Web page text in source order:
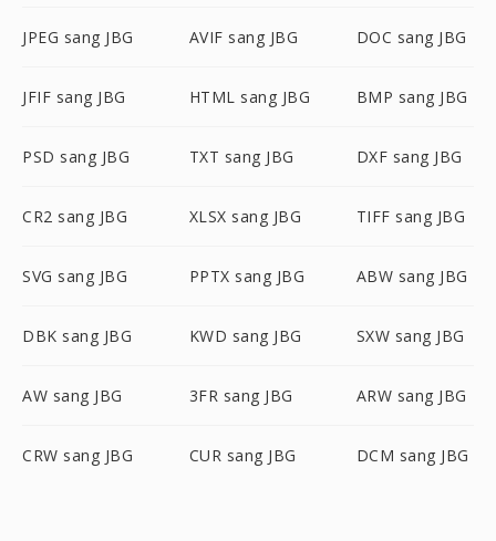
JPEG sang JBG AVIF sang JBG DOC sang JBG
JFIF sang JBG HTML sang JBG BMP sang JBG
PSD sang JBG TXT sang JBG DXF sang JBG
CR2 sang JBG XLSX sang JBG TIFF sang JBG
SVG sang JBG PPTX sang JBG ABW sang JBG
DBK sang JBG KWD sang JBG SXW sang JBG
AW sang JBG 3FR sang JBG ARW sang JBG
CRW sang JBG CUR sang JBG DCM sang JBG